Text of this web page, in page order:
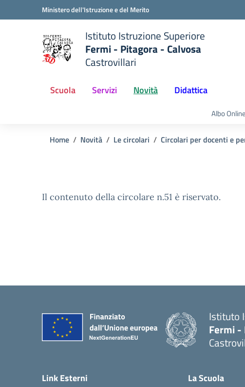
Vai ai contenuti
Vai al menu di navigazioneMinistero dell'Istruzione e del Merito
Istituto Istruzione Superiore
Fermi - Pitagora - Calvosa
Castrovillari
Scuola Servizi Novità Didattica
Albo Online
Home Novità Le circolari Circolari per docenti e
Il contenuto della circolare n.51 è riservato.
Istituto
Fermi -
Link Esterni La Scuola